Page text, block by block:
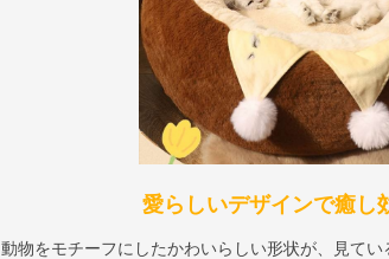
愛らしいデザインで癒し
動物をモチーフにしたかわいらしい形状が、見て